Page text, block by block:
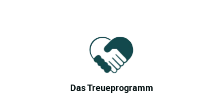
Das Treueprogramm